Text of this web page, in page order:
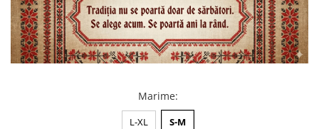
Marime:
L-XL S-M